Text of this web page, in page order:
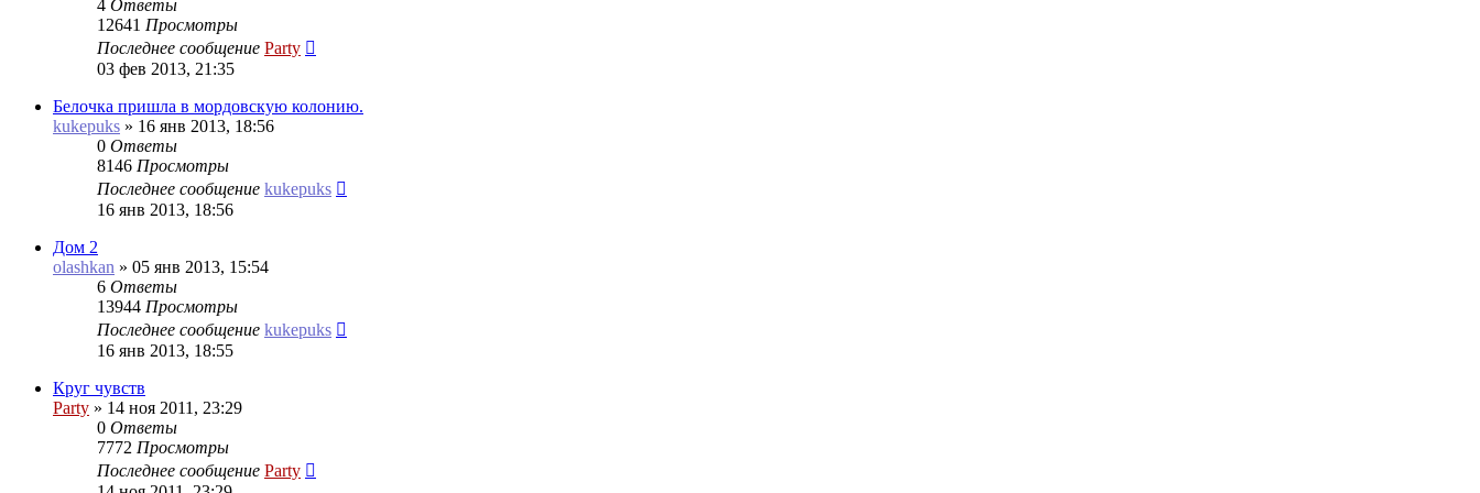
4 Ответы
12641 Просмотры
Последнее сообщение Party
03 фев 2013, 21:35
Белочка пришла в мордовскую колонию.
kukepuks » 16 янв 2013, 18:56
0 Ответы
8146 Просмотры
Последнее сообщение kukepuks
16 янв 2013, 18:56
Дом 2
olashkan » 05 янв 2013, 15:54
6 Ответы
13944 Просмотры
Последнее сообщение kukepuks
16 янв 2013, 18:55
Круг чувств
Party » 14 ноя 2011, 23:29
0 Ответы
7772 Просмотры
Последнее сообщение Party